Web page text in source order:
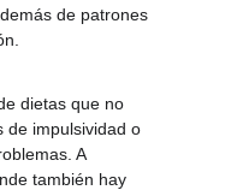
de patrones
dietas que no
de impulsividad o
A
también hay